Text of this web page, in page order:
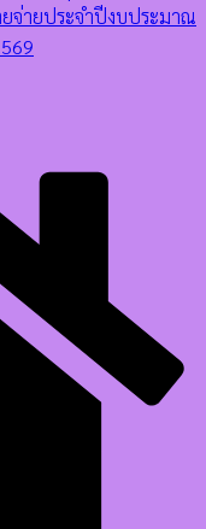
จ่ายประจำปีงบประมาณ